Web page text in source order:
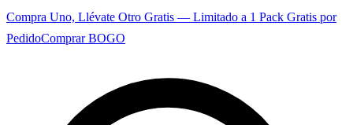
Compra Uno, Llévate Otro Gratis — Limitado a 1 Pack Gratis por
PedidoComprar BOGO